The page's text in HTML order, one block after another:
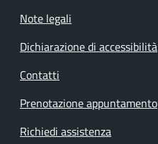
Note legali
Dichiarazione di accessibilità
Contatti
Prenotazione appuntamento
Richiedi assistenza